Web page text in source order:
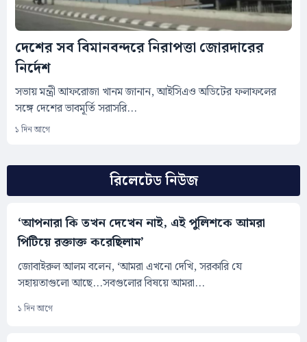
রিলেটেড নিউজ
‘আপনারা কি তখন দেখেন নাই, এই পুলিশকে আমরা
পিটিয়ে রক্তাক্ত করেছিলাম’
জোবাইরুল আলম বলেন, ‘আমরা এখনো দেখি, সরকারি যে
সহায়তাগুলো আছে...সবগুলোর বিষয়ে আমরা...
১ দিন আগে
দেশের সব বিমানবন্দরে নিরাপত্তা জোরদারের
নির্দেশ
সভায় মন্ত্রী আফরোজা খানম জানান, আইসিএও অডিটের ফলাফলের
সঙ্গে দেশের ভাবমূর্তি সরাসরি...
১ দিন আগে